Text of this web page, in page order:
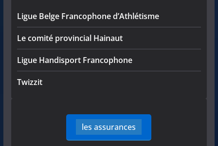
Ligue Belge Francophone d’Athlétisme
Le comité provincial Hainaut
Ligue Handisport Francophone
Twizzit
les assurances